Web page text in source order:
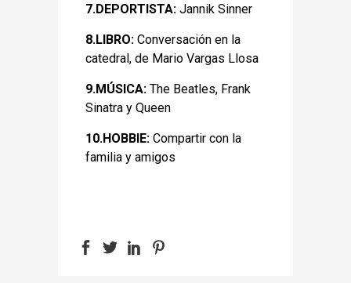
7.DEPORTISTA: Jannik Sinner
8.LIBRO: Conversación en la
catedral, de Mario Vargas Llosa
9.MÚSICA: The Beatles, Frank
Sinatra y Queen
10.HOBBIE: Compartir con la
familia y amigos